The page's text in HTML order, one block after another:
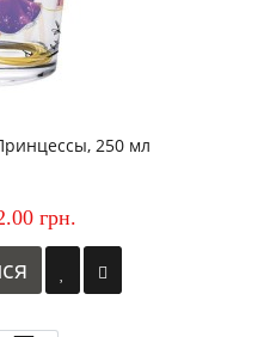
250 мл
грн.